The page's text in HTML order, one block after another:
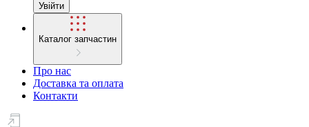
Увійти
Каталог запчастин
Про нас
Доставка та оплата
Контакти